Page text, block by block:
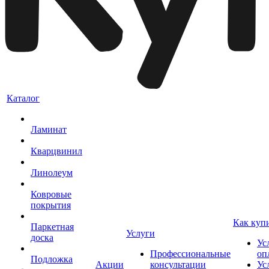
Каталог
Ламинат
Кварцвинил
Линолеум
Ковровые
покрытия
Паркетная
доска
Подложка
Акции
Услуги
Профессиональные
консультации
Как